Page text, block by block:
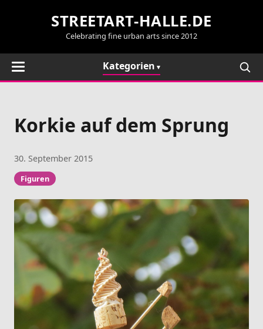
STREETART-HALLE.DE
Celebrating fine urban arts since 2012
Kategorien
Korkie auf dem Sprung
30. September 2015
Figuren